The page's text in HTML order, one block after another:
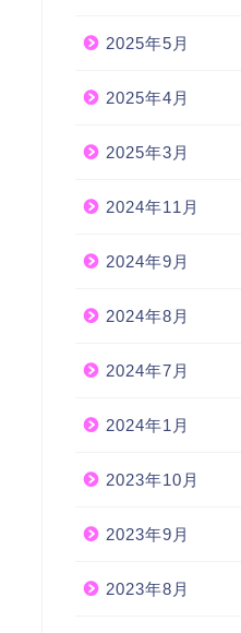
2025年5月
2025年4月
2025年3月
2024年11月
2024年9月
2024年8月
2024年7月
2024年1月
2023年10月
2023年9月
2023年8月